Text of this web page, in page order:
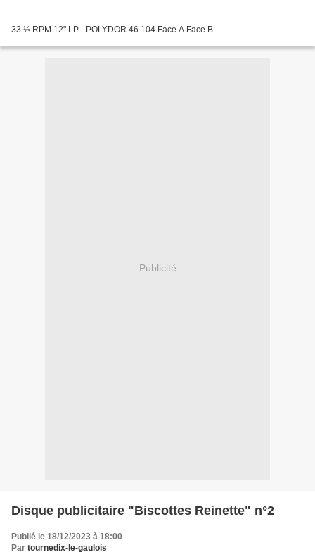
33 ⅓ RPM 12" LP - POLYDOR 46 104 Face A Face B
Publicité
Disque publicitaire "Biscottes Reinette" n°2
Publié le 18/12/2023 à 18:00
Par tournedix-le-gaulois